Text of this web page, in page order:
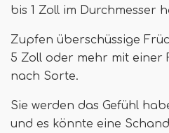
bis 1 Zoll im Durchmesser
Zupfen überschüssige
5 Zoll oder mehr mit einer
nach Sorte.
Sie werden das Gefühl
und es könnte eine